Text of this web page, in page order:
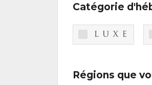
Catégorie
Régions que